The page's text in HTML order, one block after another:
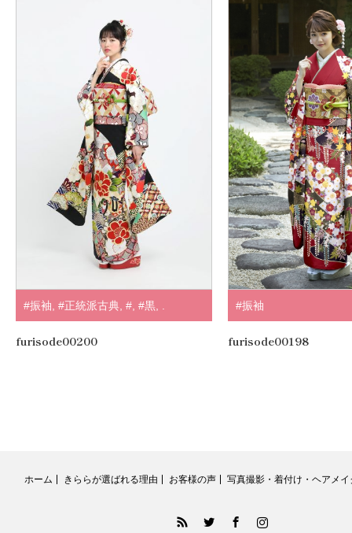
#振袖 #正統派古典 # #黒
furisode00200
#振袖
furisode00198
ホーム きららが選ばれる理由 お客様の声 写真撮影・着付け・ヘアメイ
FacebookInstagram